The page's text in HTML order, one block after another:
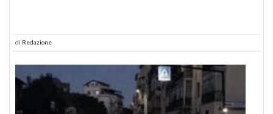
di Redazione